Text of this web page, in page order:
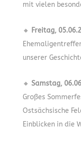
mit vielen
🔸 Freitag,
unserer
🔸 Samstag,
Großes
Ostsächsische
Einblicken in die